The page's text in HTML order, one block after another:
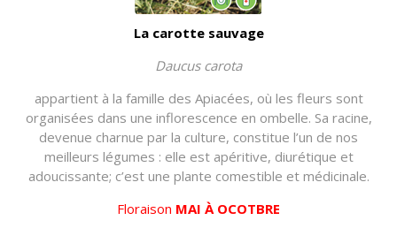
La carotte sauvage
Daucus carota
appartient à la famille des Apiacées, où les fleurs sont
organisées dans une inflorescence en ombelle. Sa racine,
devenue charnue par la culture, constitue l’un de nos
meilleurs légumes : elle est apéritive, diurétique et
adoucissante; c’est une plante comestible et médicinale.
Floraison MAI À OCOTBRE